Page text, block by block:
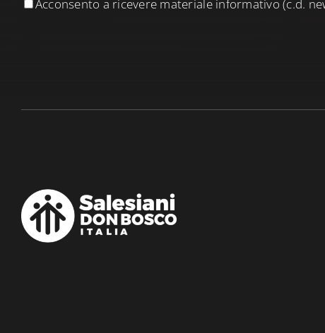
Acconsento a ricevere materiale informativo (c.d.